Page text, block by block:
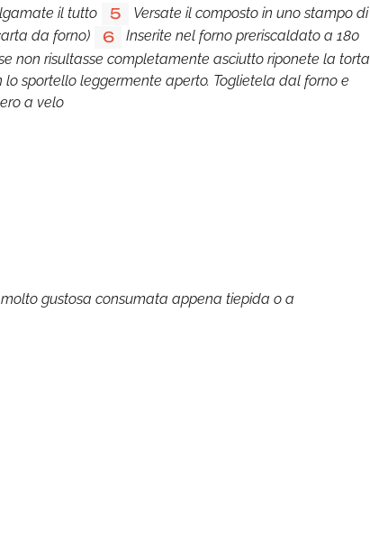
il tutto 5
Versate il composto in uno stampo di
da forno)
6
Inserite nel forno preriscaldato a 180
non risultasse completamente asciutto riponete la torta
sportello leggermente aperto. Toglietela dal forno e
a velo
gustosa consumata appena tiepida o a